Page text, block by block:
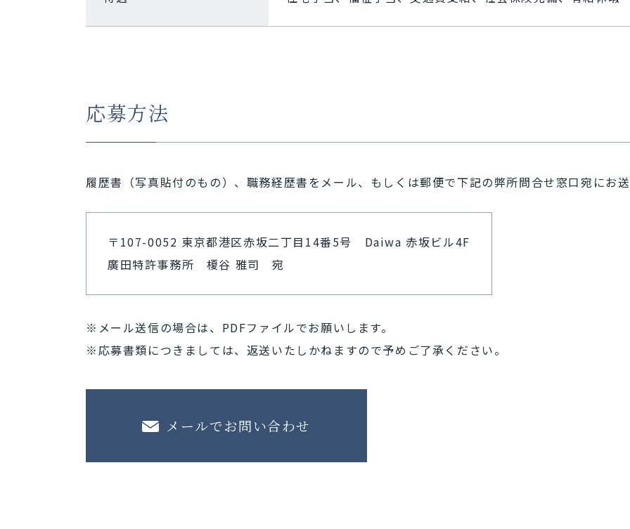
応募方法
履歴書（写真貼付のもの）、職務経歴書をメール、もしくは郵便で下記の弊所問合せ窓口宛にお送
〒107-0052 東京都港区赤坂二丁目14番5号 Daiwa 赤坂ビル4F
廣田特許事務所 榎谷 雅司 宛
メール送信の場合は、PDFファイルでお願いします。
応募書類につきましては、返送いたしかねますので予めご了承ください。
メールでお問い合わせ